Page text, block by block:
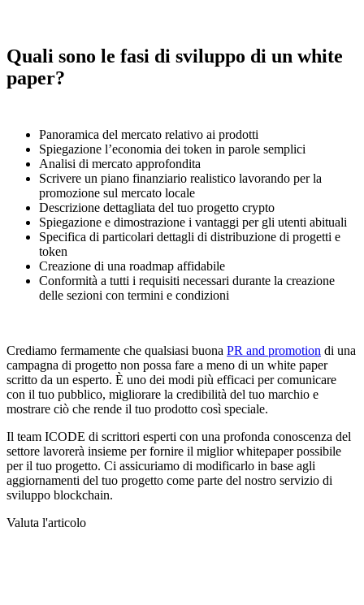
Quali sono le fasi di sviluppo di un white
paper?
Panoramica del mercato relativo ai prodotti
Spiegazione l’economia dei token in parole semplici
Analisi di mercato approfondita
Scrivere un piano finanziario realistico lavorando per la
promozione sul mercato locale
Descrizione dettagliata del tuo progetto crypto
Spiegazione e dimostrazione i vantaggi per gli utenti abituali
Specifica di particolari dettagli di distribuzione di progetti e
token
Creazione di una roadmap affidabile
Conformità a tutti i requisiti necessari durante la creazione
delle sezioni con termini e condizioni
Crediamo fermamente che qualsiasi buona PR and promotion di una
campagna di progetto non possa fare a meno di un white paper
scritto da un esperto. È uno dei modi più efficaci per comunicare
con il tuo pubblico, migliorare la credibilità del tuo marchio e
mostrare ciò che rende il tuo prodotto così speciale.
Il team ICODE di scrittori esperti con una profonda conoscenza del
settore lavorerà insieme per fornire il miglior whitepaper possibile
per il tuo progetto. Ci assicuriamo di modificarlo in base agli
aggiornamenti del tuo progetto come parte del nostro servizio di
sviluppo blockchain.
Valuta l'articolo